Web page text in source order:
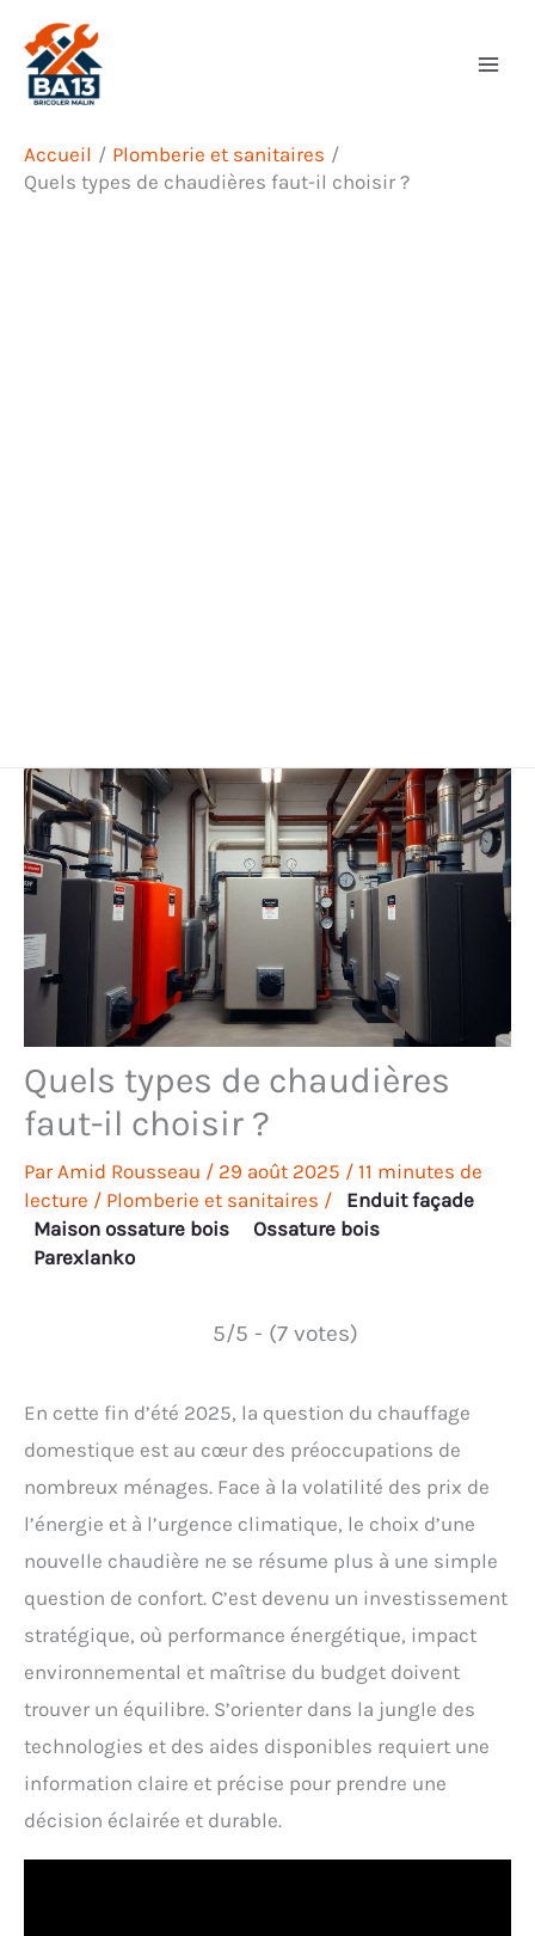
contenu
Accueil
Plomberie et sanitaires
Quels types de chaudières faut-il choisir ?
Quels types de chaudières
faut-il choisir ?
ParAmid Rousseau / 29 août 2025 / 11 minutes de
lecture / Plomberie et sanitaires /
Enduit façade
Maison ossature bois
Ossature bois
Parexlanko
5/5 - (7 votes)
En cette fin d’été 2025, la question du chauffage
domestique est au cœur des préoccupations de
nombreux ménages. Face à la volatilité des prix de
l’énergie et à l’urgence climatique, le choix d’une
nouvelle chaudière ne se résume plus à une simple
question de confort. C’est devenu un investissement
stratégique, où performance énergétique, impact
environnemental et maîtrise du budget doivent
trouver un équilibre. S’orienter dans la jungle des
technologies et des aides disponibles requiert une
information claire et précise pour prendre une
décision éclairée et durable.
Rechercher